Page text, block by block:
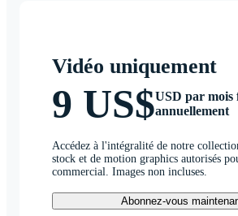
Vidéo uniquement
9 US$USD par mois
annuellement
Accédez à l'intégralité de notre
stock et de motion graphics autorisés
commercial. Images non incluses.
Abonnez-vous